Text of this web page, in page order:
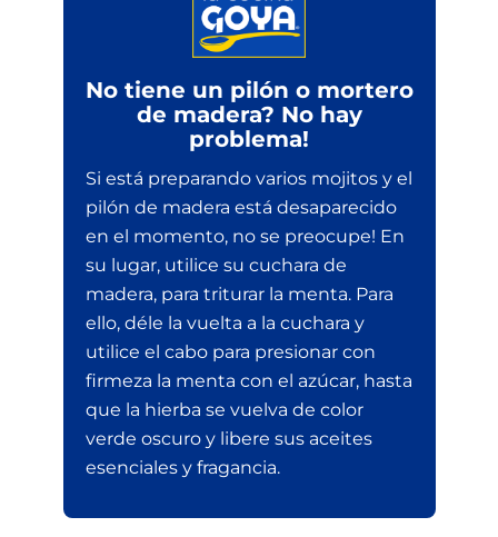
No tiene un pilón o mortero
de madera? No hay
problema!
Si está preparando varios mojitos y el
pilón de madera está desaparecido
en el momento, no se preocupe! En
su lugar, utilice su cuchara de
madera, para triturar la menta. Para
ello, déle la vuelta a la cuchara y
utilice el cabo para presionar con
firmeza la menta con el azúcar, hasta
que la hierba se vuelva de color
verde oscuro y libere sus aceites
esenciales y fragancia.